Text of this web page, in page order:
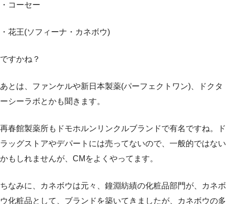
・コーセー
・花王(ソフィーナ・カネボウ)
ですかね？
あとは、ファンケルや新日本製薬(パーフェクトワン)、ドクタ
ーシーラボとかも聞きます。
再春館製薬所もドモホルンリンクルブランドで有名ですね。ド
ラッグストアやデパートには売ってないので、一般的ではない
かもしれませんが、CMをよくやってます。
ちなみに、カネボウは元々、鐘淵紡績の化粧品部門が、カネボ
ウ化粧品として、ブランドを築いてきましたが、カネボウの多